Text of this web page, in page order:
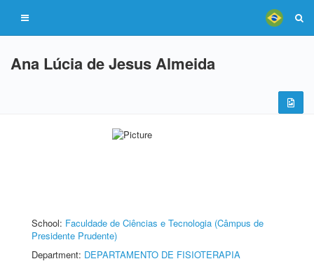
Ana Lúcia de Jesus Almeida
School: Faculdade de Ciências e Tecnologia (Câmpus de
Presidente Prudente)
Department: DEPARTAMENTO DE FISIOTERAPIA